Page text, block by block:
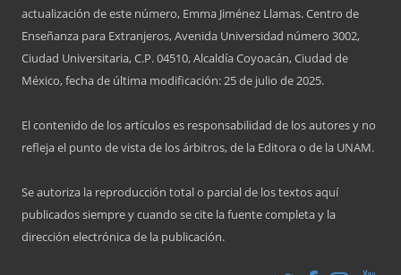
actualización de este número, Emma Jiménez Llamas. Centro de
Enseñanza para Extranjeros, Avenida Universidad número 3002,
Ciudad Universitaria, C.P. 04510, Alcaldía Coyoacán, Ciudad de
México, fecha de última modificación: 25 de julio de 2025.
El contenido de los artículos es responsabilidad de los autores y no
refleja el punto de vista de los árbitros, de la Editora o de la UNAM.
Se autoriza la reproducción total o parcial de los textos aquí
publicados siempre y cuando se cite la fuente completa y la
dirección electrónica de la publicación.